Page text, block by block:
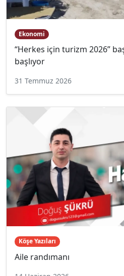
Ekonomi
“Herkes için turizm 2026”
başlıyor
31 Temmuz 2026
Köşe Yazıları
Aile randımanı